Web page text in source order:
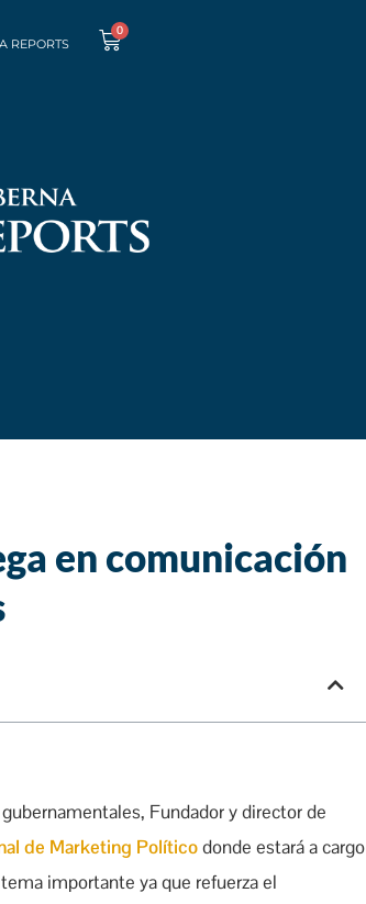
REPORTS
0
en comunicación
Fundador y director de
de Marketing Políticodonde estará a cargo
importante ya que refuerza el